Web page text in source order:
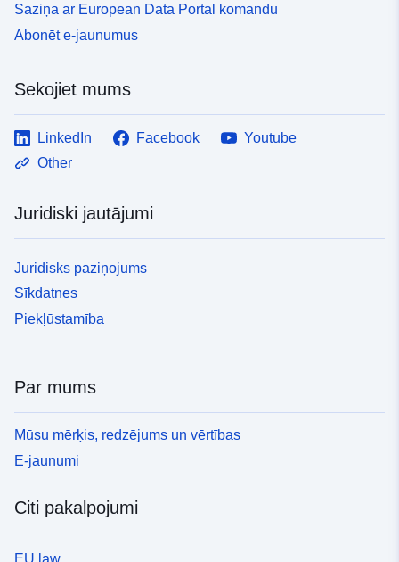
Saziņa ar European Data Portal komandu
Abonēt e-jaunumus
Sekojiet mums
LinkedIn Facebook
Youtube
Other
Juridiski jautājumi
Juridisks paziņojums
Sīkdatnes
Piekļūstamība
Par mums
Mūsu mērķis, redzējums un vērtības
E-jaunumi
Citi pakalpojumi